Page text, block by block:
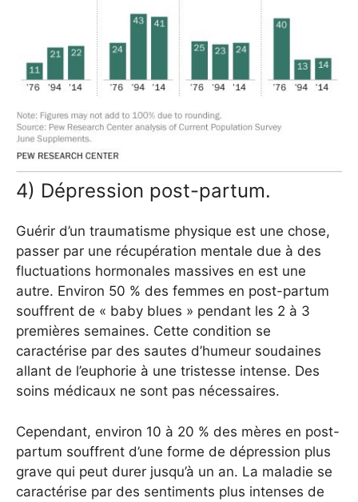
4) Dépression post-partum.
Guérir d’un traumatisme physique est une chose,
passer par une récupération mentale due à des
fluctuations hormonales massives en est une
autre. Environ 50 % des femmes en post-partum
souffrent de « baby blues » pendant les 2 à 3
premières semaines. Cette condition se
caractérise par des sautes d’humeur soudaines
allant de l’euphorie à une tristesse intense. Des
soins médicaux ne sont pas nécessaires.
Cependant, environ 10 à 20 % des mères en post-
partum souffrent d’une forme de dépression plus
grave qui peut durer jusqu’à un an. La maladie se
caractérise par des sentiments plus intenses de